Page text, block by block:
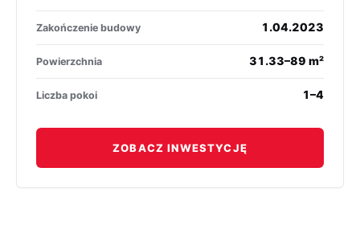
Zakończenie budowy 1.04.2023
Powierzchnia 31.33–89 m²
Liczba pokoi 1–4
ZOBACZ INWESTYCJĘ